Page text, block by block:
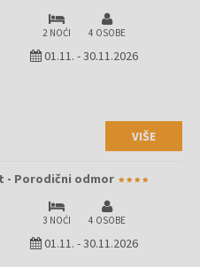
2 NOĆI 4 OSOBE
01.11. -30.11.2026
VIŠE
- Porodični odmor
3 NOĆI 4 OSOBE
01.11. -30.11.2026